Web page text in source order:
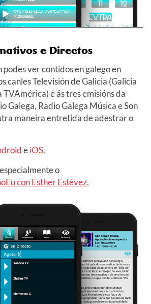
e Directos
podes ver contidos en galego en
canles Televisión de Galicia (Galicia
e ás tres emisións da
Galega, Radio Galega Música e Son
maneira entretida de adestrar o
eiOS.
o
con Esther Estévez.